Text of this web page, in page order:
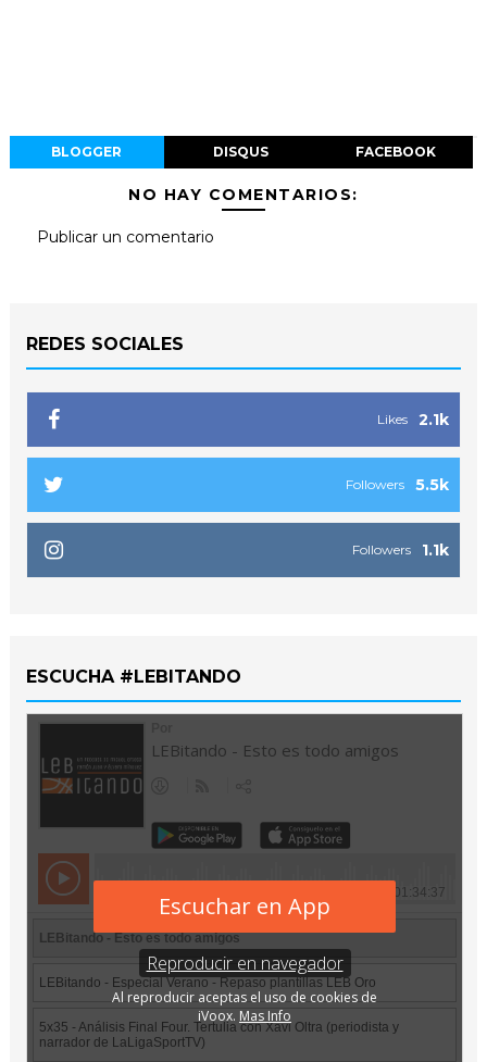
BLOGGER DISQUS FACEBOOK
NO HAY COMENTARIOS:
Publicar un comentario
REDES SOCIALES
2.1k
Likes
5.5k
Followers
1.1k
Followers
ESCUCHA #LEBITANDO